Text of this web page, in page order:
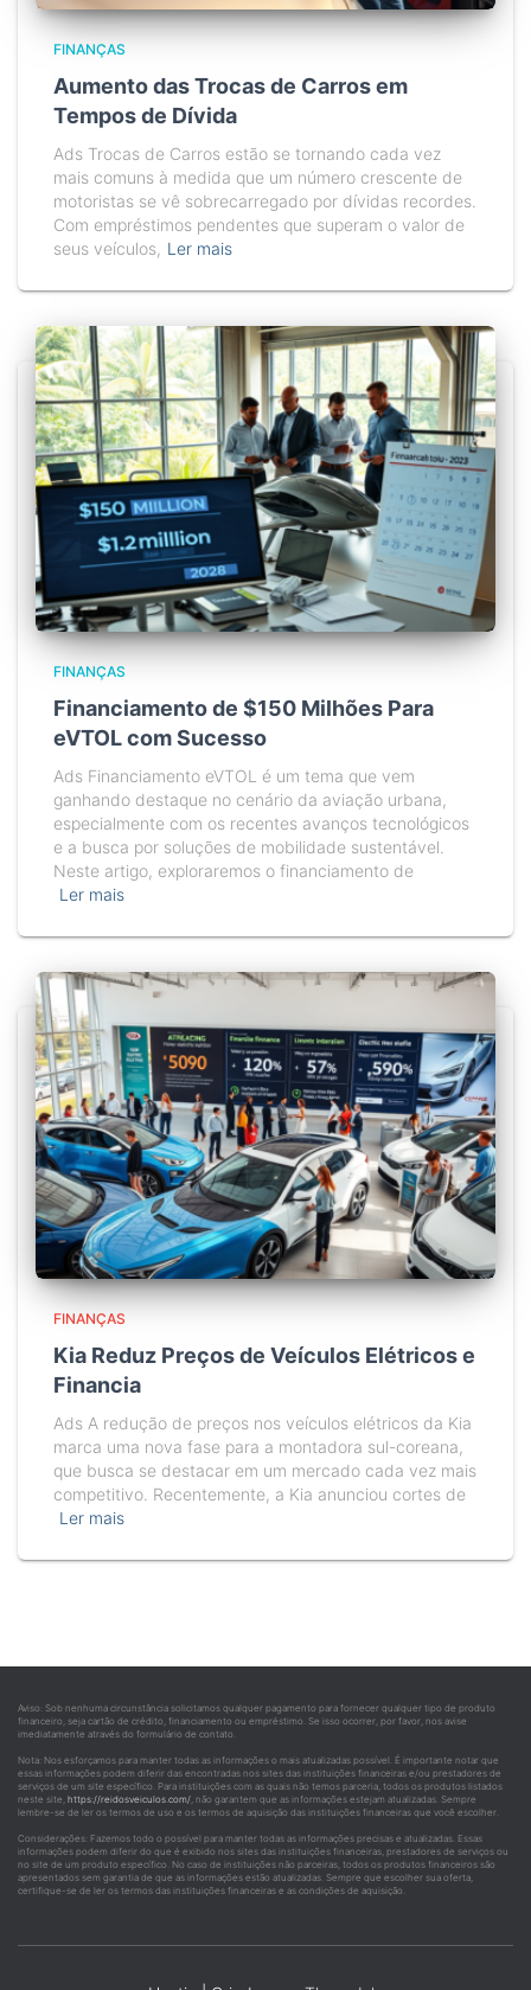
FINANÇAS
Aumento das Trocas de Carros em
Tempos de Dívida
Ads Trocas de Carros estão se tornando cada vez
mais comuns à medida que um número crescente de
motoristas se vê sobrecarregado por dívidas recordes.
Com empréstimos pendentes que superam o valor de
seus veículos, Ler mais
FINANÇAS
Financiamento de $150 Milhões Para
eVTOL com Sucesso
Ads Financiamento eVTOL é um tema que vem
ganhando destaque no cenário da aviação urbana,
especialmente com os recentes avanços tecnológicos
e a busca por soluções de mobilidade sustentável.
Neste artigo, exploraremos o financiamento de
Ler mais
FINANÇAS
Kia Reduz Preços de Veículos Elétricos e
Financia
Ads A redução de preços nos veículos elétricos da Kia
marca uma nova fase para a montadora sul-coreana,
que busca se destacar em um mercado cada vez mais
competitivo. Recentemente, a Kia anunciou cortes de
Ler mais
Aviso: Sob nenhuma circunstância solicitamos qualquer pagamento para fornecer qualquer tipo de produto
financeiro, seja cartão de crédito, financiamento ou empréstimo. Se isso ocorrer, por favor, nos avise
imediatamente através do formulário de contato.
Nota: Nos esforçamos para manter todas as informações o mais atualizadas possível. É importante notar que
essas informações podem diferir das encontradas nos sites das instituições financeiras e/ou prestadores de
serviços de um site específico. Para instituições com as quais não temos parceria, todos os produtos listados
neste site, https://reidosveiculos.com/, não garantem que as informações estejam atualizadas. Sempre
lembre-se de ler os termos de uso e os termos de aquisição das instituições financeiras que você escolher.
Considerações: Fazemos todo o possível para manter todas as informações precisas e atualizadas. Essas
informações podem diferir do que é exibido nos sites das instituições financeiras, prestadores de serviços ou
no site de um produto específico. No caso de instituições não parceiras, todos os produtos financeiros são
apresentados sem garantia de que as informações estão atualizadas. Sempre que escolher sua oferta,
certifique-se de ler os termos das instituições financeiras e as condições de aquisição.